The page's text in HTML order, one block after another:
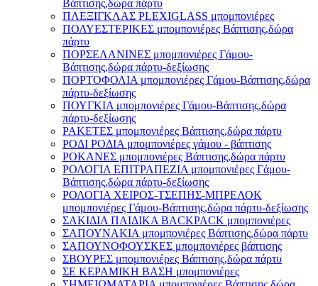
Βάπτισης,δώρα πάρτυ
ΠΛΕΞΙΓΚΛΑΣ PLEXIGLASS μπομπονιέρες
ΠΟΛΥΕΣΤΕΡΙΚΕΣ μπομπονιέρες Βάπτισης,δώρα
πάρτυ
ΠΟΡΣΕΛΑΝΙΝΕΣ μπομπονιέρες Γάμου-
Βάπτισης,δώρα πάρτυ-δεξίωσης
ΠΟΡΤΟΦΟΛΙΑ μπομπονιέρες Γάμου-Βάπτισης,δώρα
πάρτυ-δεξίωσης
ΠΟΥΓΚΙΑ μπομπονιέρες Γάμου-Βάπτισης,δώρα
πάρτυ-δεξίωσης
ΡΑΚΕΤΕΣ μπομπονιέρες Βάπτισης,δώρα πάρτυ
ΡΟΔΙ ΡΟΔΙΑ μπομπονιέρες γάμου - βάπτισης
ΡΟΚΑΝΕΣ μπομπονιέρες Βάπτισης,δώρα πάρτυ
ΡΟΛΟΓΙΑ ΕΠΙΤΡΑΠΕΖΙΑ μπομπονιέρες Γάμου-
Βάπτισης,δώρα πάρτυ-δεξίωσης
ΡΟΛΟΓΙΑ ΧΕΙΡΟΣ-ΤΣΕΠΗΣ-ΜΠΡΕΛΟΚ
μπομπονιέρες Γάμου-Βάπτισης,δώρα πάρτυ-δεξίωσης
ΣΑΚΙΔΙΑ ΠΑΙΔΙΚΑ BACKPACK μπομπονιέρες
ΣΑΠΟΥΝΑΚΙΑ μπομπονιέρες Βάπτισης,δώρα πάρτυ
ΣΑΠΟΥΝΟΦΟΥΣΚΕΣ μπομπονιέρες βάπτισης
ΣΒΟΥΡΕΣ μπομπονιέρες Βάπτισης,δώρα πάρτυ
ΣΕ ΚΕΡΑΜΙΚΗ ΒΑΣΗ μπομπονιέρες